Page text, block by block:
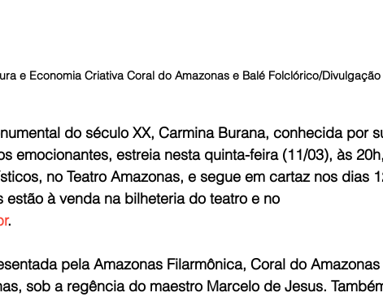
e Economia Criativa Coral do Amazonas e Balé Folclórico/Divulgação
do século XX, Carmina Burana, conhecida por
emocionantes, estreia nesta quinta-feira (11/03), às
no Teatro Amazonas, e segue em cartaz nos dias
à venda na bilheteria do teatro e no
.
pela Amazonas Filarmônica, Coral do Amazonas
sob a regência do maestro Marcelo de Jesus.